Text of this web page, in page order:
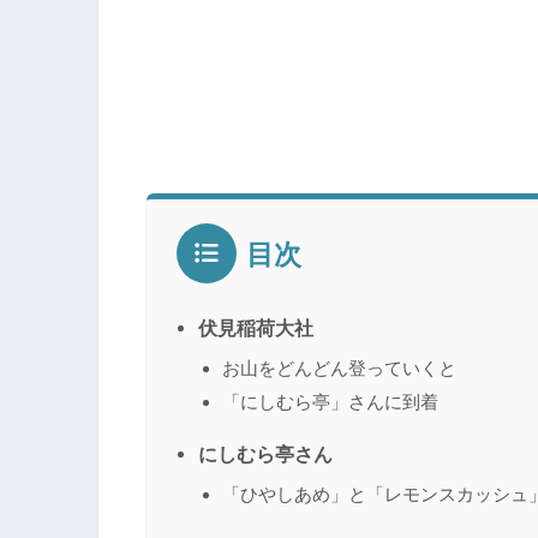
目次
伏見稲荷大社
お山をどんどん登っていくと
「にしむら亭」さんに到着
にしむら亭さん
「ひやしあめ」と「レモンスカッシュ